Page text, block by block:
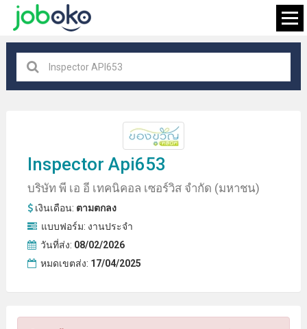
กำลังมองหางาน
Inspector Api653
บริษัท พี เอ อี เทคนิคอล เซอร์วิส จํากัด (มหาชน)
เงินเดือน: ตามตกลง
แบบฟอร์ม: งานประจำ
วันที่ส่ง: 08/02/2026
หมดเขตส่ง: 17/04/2025